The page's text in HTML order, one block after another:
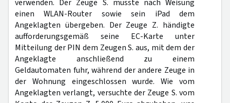
verwenden. Der Zeuge S. musste nach Weisung
einen WLAN-Router sowie sein iPad dem
Angeklagten übergeben. Der Zeuge Z. händigte
aufforderungsgemäß seine EC-Karte unter
Mitteilung der PIN dem Zeugen S. aus, mit dem der
Angeklagte anschließend zu einem
Geldautomaten fuhr, während der andere Zeuge in
der Wohnung eingeschlossen wurde. Wie vom
Angeklagten verlangt, versuchte der Zeuge S. vom